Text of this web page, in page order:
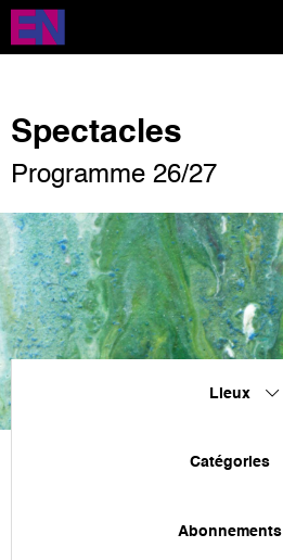
Aller
contenu
Spectacles
Programme 26/27
Lieux
Catégories
Abonnements